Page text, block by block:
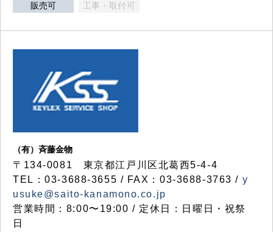
販売可 工事・取付可
（有）斉藤金物
〒134-0081 東京都江戸川区北葛西5-4-4
TEL：03-3688-3655 / FAX：03-3688-3763 / y
usuke@saito-kanamono.co.jp
営業時間：8:00〜19:00 / 定休日：日曜日・祝祭
日